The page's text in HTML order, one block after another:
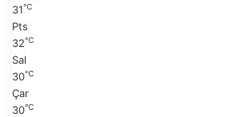
31℃
Pts
32℃
Sal
30℃
Çar
30℃